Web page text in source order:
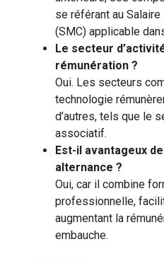
se référant au Salaire
(SMC) applicable
Le secteur
rémunération ?
Oui. Les secteurs
technologie
d’autres, tels que le
associatif.
Est-il avantageux
alternance ?
Oui, car il combine
professionnelle,
augmentant la
embauche.